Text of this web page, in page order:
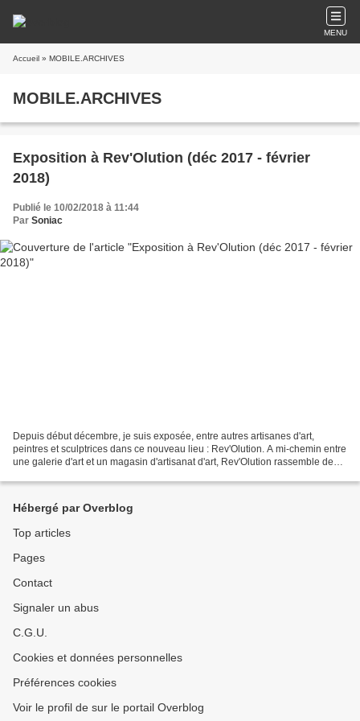
MENU
Accueil » MOBILE.ARCHIVES
MOBILE.ARCHIVES
Exposition à Rev'Olution (déc 2017 - février
2018)
Publié le 10/02/2018 à 11:44
Par Soniac
Depuis début décembre, je suis exposée, entre autres artisanes d'art,
peintres et sculptrices dans ce nouveau lieu : Rev'Olution. A mi-chemin entre
une galerie d'art et un magasin d'artisanat d'art, Rev'Olution rassemble des
Hébergé par Overblog
Top articles
Pages
Contact
Signaler un abus
C.G.U.
Cookies et données personnelles
Préférences cookies
Voir le profil de sur le portail Overblog